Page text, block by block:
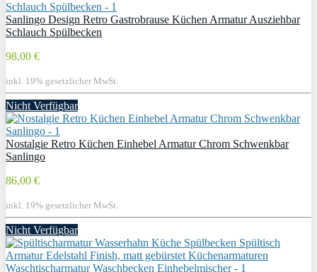
Sanlingo Design Retro Gastrobrause Küchen Armatur Ausziehbar
Schlauch Spülbecken
98,00 €
inkl. 19% gesetzlicher MwSt.
Nicht Verfügbar
Nostalgie Retro Küchen Einhebel Armatur Chrom Schwenkbar
Sanlingo
86,00 €
inkl. 19% gesetzlicher MwSt.
Nicht Verfügbar